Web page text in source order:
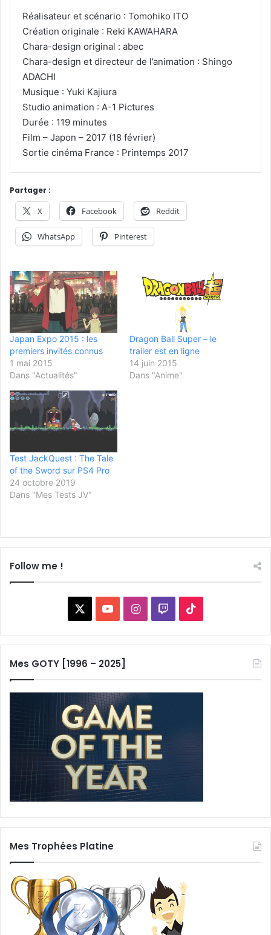
Réalisateur et scénario : Tomohiko ITO
Création originale : Reki KAWAHARA
Chara-design original : abec
Chara-design et directeur de l’animation : Shingo
ADACHI
Musique : Yuki Kajiura
Studio animation : A-1 Pictures
Durée : 119 minutes
Film – Japon – 2017 (18 février)
Sortie cinéma France : Printemps 2017
Partager :
X Facebook Reddit
WhatsApp Pinterest
Japan Expo 2015 : les
premiers invités connus
1 mai 2015
Dans "Actualités"
Dragon Ball Super – le
trailer est en ligne
14 juin 2015
Dans "Anime"
Test JackQuest : The Tale
of the Sword sur PS4 Pro
24 octobre 2019
Dans "Mes Tests JV"
Follow me !
YouTubeInstagram
Twitch
Mes GOTY [1996 – 2025]
Mes Trophées Platine